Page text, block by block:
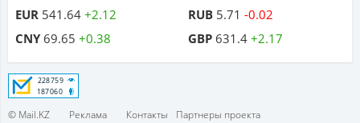
EUR 541.64 +2.12
CNY69.65 +0.38
RUB 5.71 -0.02
GBP 631.4 +2.17
© Mail.KZ Реклама Контакты Партнеры проекта